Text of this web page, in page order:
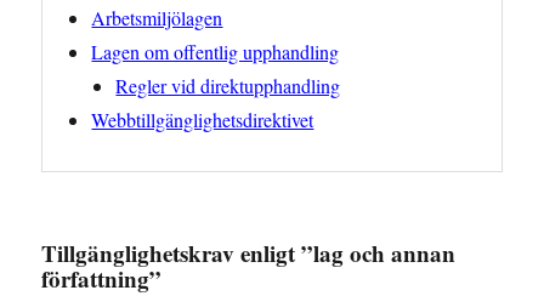
Arbetsmiljölagen
Lagen om offentlig upphandling
Regler vid direktupphandling
Webbtillgänglighetsdirektivet
Tillgänglighetskrav enligt ”lag och annan
författning”